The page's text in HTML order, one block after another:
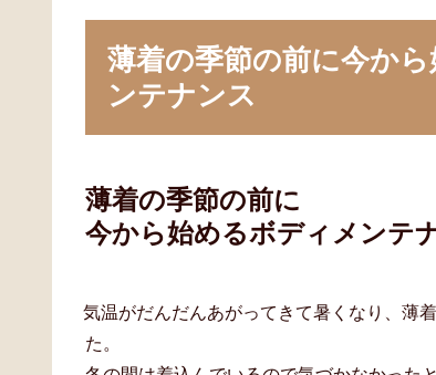
薄着の季節の前に今か
ンテナンス
薄着の季節の前に
今から始めるボディメンテ
気温がだんだんあがってきて暑くなり、薄
た。